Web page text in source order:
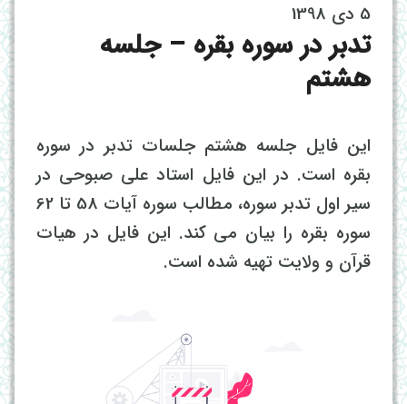
5 دی 1398
تدبر در سوره بقره – جلسه
هشتم
این فایل جلسه هشتم جلسات تدبر در سوره
بقره است. در این فایل استاد علی صبوحی در
سیر اول تدبر سوره، مطالب سوره آیات 58 تا 62
سوره بقره را بیان می کند. این فایل در هیات
قرآن و ولایت تهیه شده است.